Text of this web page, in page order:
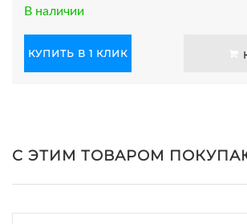
В наличии
КУПИТЬ В 1 КЛИК
С ЭТИМ ТОВАРОМ